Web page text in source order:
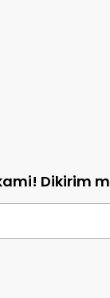
Dikirim